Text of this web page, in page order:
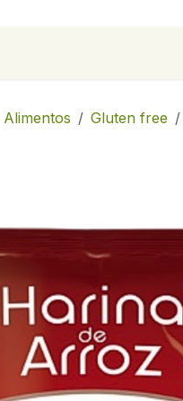
Alimentos Gluten free